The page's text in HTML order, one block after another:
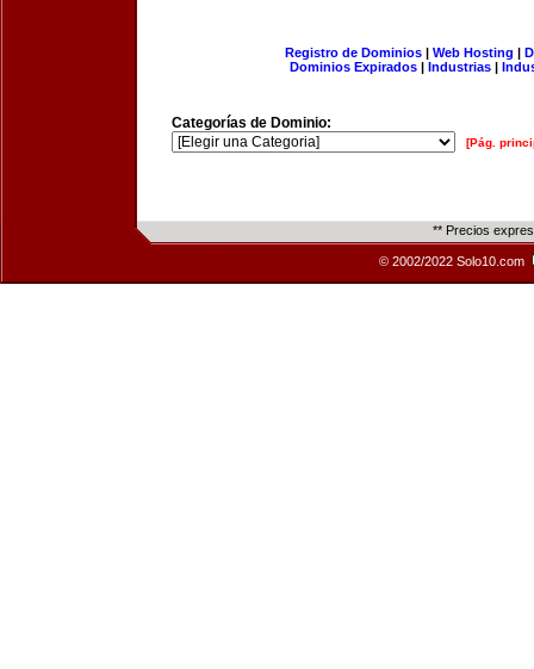
Registro de Dominios| Web Hosting |
Dominios Expirados | Industrias |
Categorías de Dominio:
[Pág.
** Precios
© 2002/2022 Solo10.com